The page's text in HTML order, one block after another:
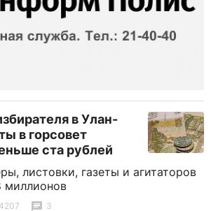
в Улан-
в горсовет
ста рублей
листовки, газеты и агитаторов
миллионов
4207 3